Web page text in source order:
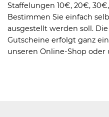
Staffelungen 10€, 20€,
Bestimmen Sie einfach
ausgestellt werden soll.
Gutscheine erfolgt ganz
unseren Online-Shop oder